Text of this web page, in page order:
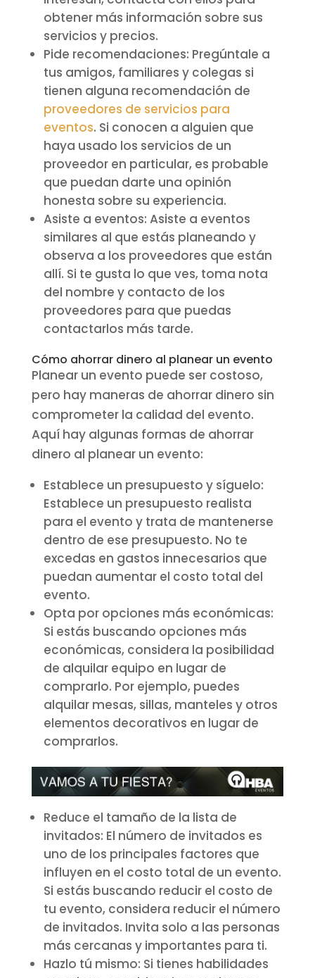
obtener más información sobre sus
servicios y precios.
Pide recomendaciones: Pregúntale a
tus amigos, familiares y colegas si
tienen alguna recomendación de
proveedores de servicios para
eventos. Si conocen a alguien que
haya usado los servicios de un
proveedor en particular, es probable
que puedan darte una opinión
honesta sobre su experiencia.
Asiste a eventos: Asiste a eventos
similares al que estás planeando y
observa a los proveedores que están
allí. Si te gusta lo que ves, toma nota
del nombre y contacto de los
proveedores para que puedas
contactarlos más tarde.
Cómo ahorrar dinero al planear un evento
Planear un evento puede ser costoso,
pero hay maneras de ahorrar dinero sin
comprometer la calidad del evento.
Aquí hay algunas formas de ahorrar
dinero al planear un evento:
Establece un presupuesto y síguelo:
Establece un presupuesto realista
para el evento y trata de mantenerse
dentro de ese presupuesto. No te
excedas en gastos innecesarios que
puedan aumentar el costo total del
evento.
Opta por opciones más económicas:
Si estás buscando opciones más
económicas, considera la posibilidad
de alquilar equipo en lugar de
comprarlo. Por ejemplo, puedes
alquilar mesas, sillas, manteles y otros
elementos decorativos en lugar de
comprarlos.
Reduce el tamaño de la lista de
invitados: El número de invitados es
uno de los principales factores que
influyen en el costo total de un evento.
Si estás buscando reducir el costo de
tu evento, considera reducir el número
de invitados. Invita solo a las personas
más cercanas y importantes para ti.
Hazlo tú mismo: Si tienes habilidades